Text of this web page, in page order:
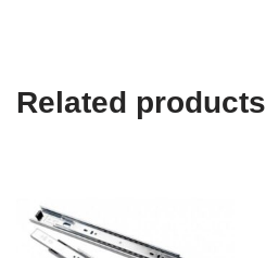
Related products